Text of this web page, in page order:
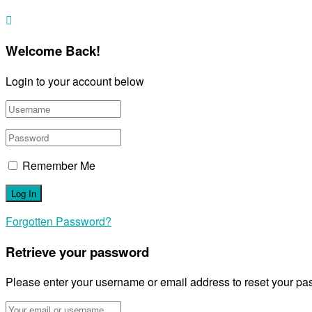
Welcome Back!
Login to your account below
Remember Me
Forgotten Password?
Retrieve your password
Please enter your username or email address to reset your